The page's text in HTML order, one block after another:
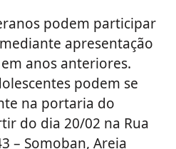
podem participar
apresentação
anos anteriores.
podem se
na portaria do
do dia 20/02 na Rua
– Somoban, Areia